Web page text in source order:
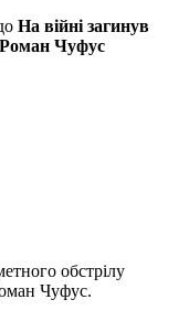
На війні загинув
Роман Чуфус
обстрілу
Чуфус.